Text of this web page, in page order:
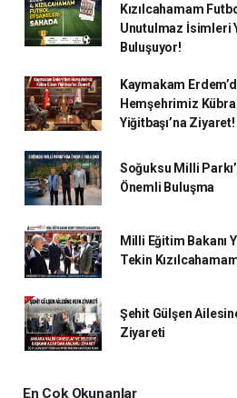
Kızılcahamam
Unutulmaz İsimleri
Buluşuyor!
Kaymakam
Hemşehrimiz
Yiğitbaşı’na Ziyaret!
Soğuksu Milli
Önemli Buluşma
Milli Eğitim Bakanı
Tekin
Şehit Gülşen
Ziyareti
En Çok Okunanlar